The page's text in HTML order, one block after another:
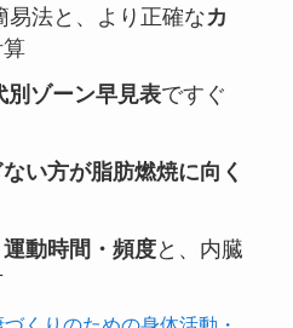
易法と、より正確なカ
別ゾーン早見表ですぐ
い方が脂肪燃焼に向く
動時間・頻度と、内臓